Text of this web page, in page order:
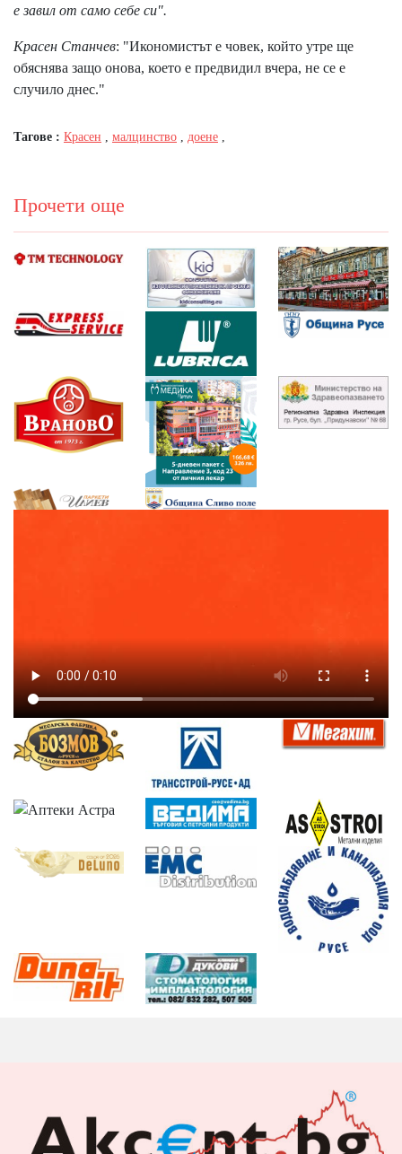
е завил от само себе си".
Красен Станчев: "Икономистът е човек, който утре ще
обяснява защо онова, което е предвидил вчера, не се е
случило днес."
Тагове : Красен , малцинство , доене ,
Прочети още